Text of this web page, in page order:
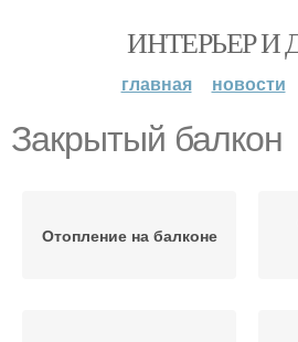
ИНТЕРЬЕР И
главная новости
Закрытый балкон
Отопление на балконе